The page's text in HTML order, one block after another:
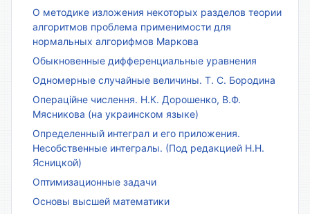
О методике изложения некоторых разделов теории
алгоритмов проблема применимости для
нормальных алгорифмов Маркова
Обыкновенные дифференциальные уравнения
Одномерные случайные величины. Т. С. Бородина
Операційне числення. Н.К. Дорошенко, В.Ф.
Мясникова (на украинском языке)
Определенный интеграл и его приложения.
Несобственные интегралы. (Под редакцией Н.Н.
Ясницкой)
Оптимизационные задачи
Основы высшей математики